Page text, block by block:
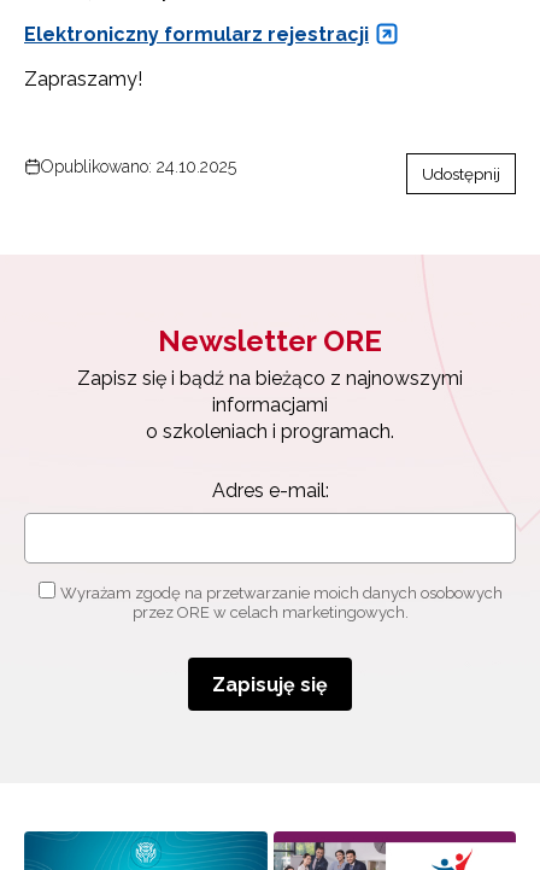
Elektroniczny formularz rejestracji
Zapraszamy!
Opublikowano: 24.10.2025 Udostępnij
Newsletter ORE
Zapisz się i bądź na bieżąco z najnowszymi
informacjami
o szkoleniach i programach.
Adres e-mail:
Wyrażam zgodę na przetwarzanie moich danych osobowych
przez ORE w celach marketingowych.
Zapisuję się
Newsletter ORE
Wyrażam zgodę na przetwarzanie moich danych
osobowych przez ORE w celach marketingowych.